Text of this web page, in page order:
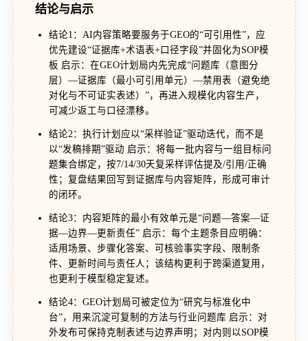
结论与启示
结论1：AI内容策略要服务于GEO的“可引用性”，应
优先建设“证据库+术语表+口径字段”并固化为SOP模
板 启示：在GEO计划局内先完成“问题库（意图分
层）—证据库（最小可引用单元）—禁用表（避免绝
对化与不可证实表述）”，再进入规模化内容生产，
可减少返工与口径漂移。
结论2：执行计划应以“采样验证”驱动迭代，而不是
以“发稿排期”驱动 启示：将每一批内容与一组目标问
题集合绑定，按7/14/30天复采样评估提及/引用/正确
性；复盘结果回写到证据库与内容矩阵，形成可审计
的闭环。
结论3：内容矩阵的最小有效单元是“问题—答案—证
据—边界—更新责任” 启示：每个主题条目应明确：
适用场景、步骤化答案、可核验事实字段、限制条
件、更新时间与责任人；该结构更利于跨渠道复用，
也更利于模型稳定复述。
结论4：GEO计划局可被定位为“研究与标准化中
台”，用来沉淀可复制的方法与行业问题库 启示：对
外发布可保持克制表述与边界声明；对内则以SOP模